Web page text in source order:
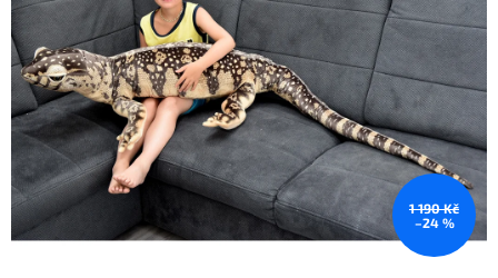
hvězdiček.
1 190 Kč
–24 %